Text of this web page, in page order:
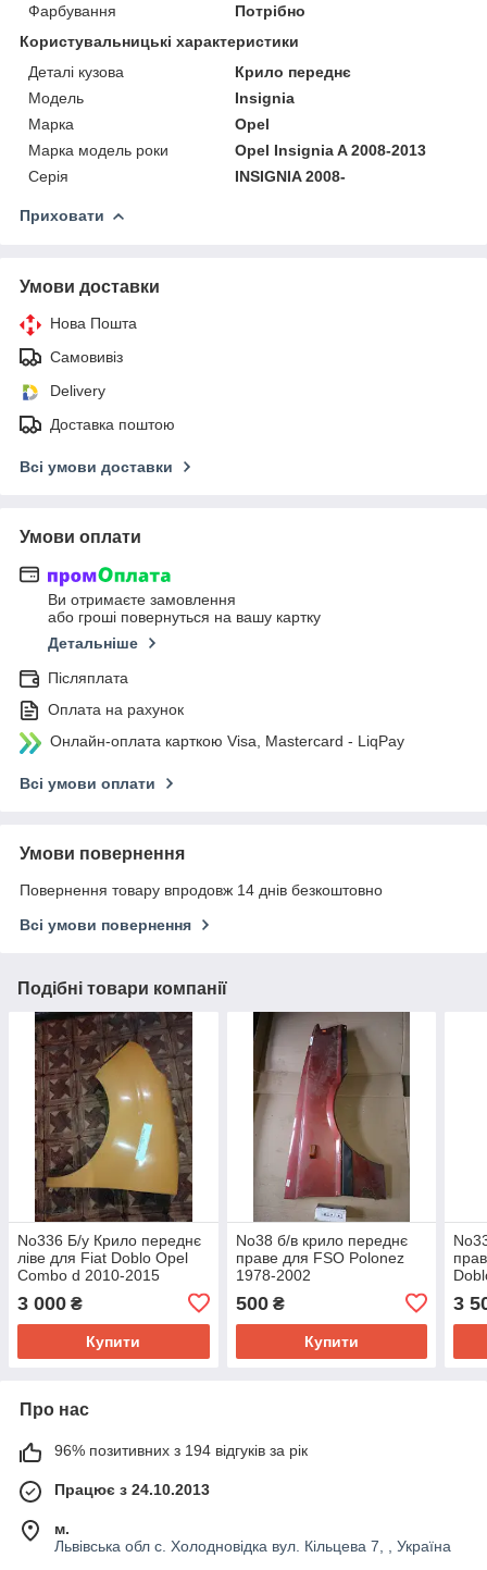
Фарбування
Потрібно
Користувальницькі характеристики
Деталі кузова
Крило переднє
Мoдель
Insignia
Марка
Opel
Марка модель роки
Opel Insignia A 2008-2013
Серія
INSIGNIA 2008-
Приховати
Умови доставки
Нова Пошта
Самовивіз
Delivery
Доставка поштою
Всі умови доставки
Умови оплати
Ви отримаєте замовлення
або гроші повернуться на вашу картку
Детальніше
Післяплата
Оплата на рахунок
Онлайн-оплата карткою Visa, Mastercard - LiqPay
Всі умови оплати
Умови повернення
Повернення товару впродовж 14 днів безкоштовно
Всі умови повернення
Подібні товари компанії
No336 Б/у Крило переднє
ліве для Fiat Doblo Opel
Combo d 2010-2015
3 000 ₴
Купити
No38 б/в крило переднє
праве для FSO Polonez
1978-2002
500₴
Купити
3
Про нас
96% позитивних з 194 відгуків за рік
Працює з 24.10.2013
м.
Львівська обл с. Холодновідка вул. Кільцева 7, , Україна